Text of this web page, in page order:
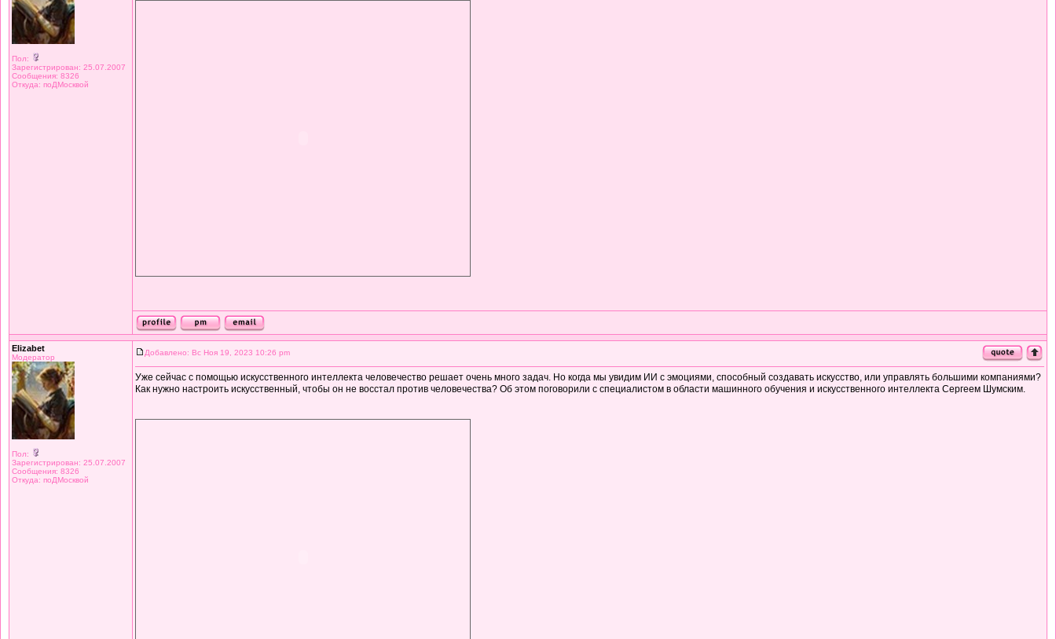
Пол:
Зарегистрирован: 25.07.2007
Сообщения: 8326
Откуда: поДМосквой
Elizabet
Модератор
Пол:
Зарегистрирован: 25.07.2007
Сообщения: 8326
Откуда: поДМосквой
Добавлено: Вс Ноя 19, 2023 10:26 pm
Уже сейчас с помощью искусственного интеллекта человечество решает очень много задач. Но когда мы увидим ИИ с эмоциями, способный создавать искусство, или управлять большими компаниями?
Как нужно настроить искусственный, чтобы он не восстал против человечества? Об этом поговорили с специалистом в области машинного обучения и искусственного интеллекта Сергеем Шумским.